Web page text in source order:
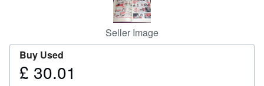
Seller Image
Buy Used
Price
£ 30.01